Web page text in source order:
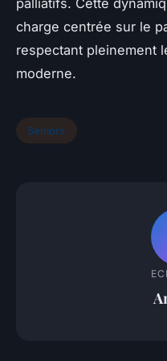
charge centrée sur le
respectant pleinement
moderne.
Seniors